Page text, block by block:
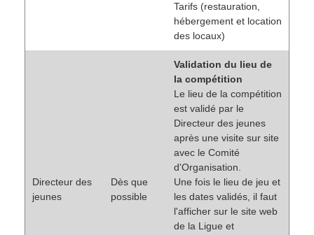
Tarifs (restauration,
hébergement et location
des locaux)
Directeur des
jeunes
Dès que
possible
Validation du lieu de
la compétition
Le lieu de la compétition
est validé par le
Directeur des jeunes
après une visite sur site
avec le Comité
d'Organisation.
Une fois le lieu de jeu et
les dates validés, il faut
l'afficher sur le site web
de la Ligue et